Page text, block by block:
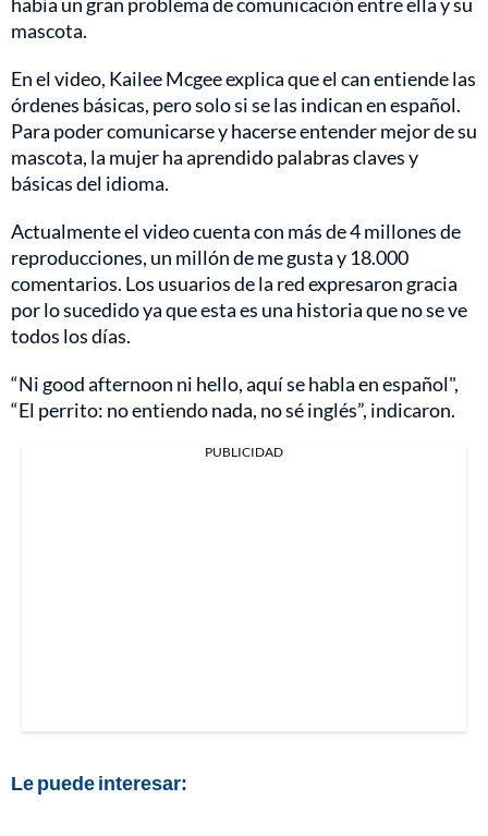
mascota.
En el video, Kailee Mcgee explica que el can entiende las
órdenes básicas, pero solo si se las indican en español.
Para poder comunicarse y hacerse entender mejor de su
mascota, la mujer ha aprendido palabras claves y
básicas del idioma.
Actualmente el video cuenta con más de 4 millones de
reproducciones, un millón de me gusta y 18.000
comentarios. Los usuarios de la red expresaron gracia
por lo sucedido ya que esta es una historia que no se ve
todos los días.
“Ni good afternoon ni hello, aquí se habla en español",
“El perrito: no entiendo nada, no sé inglés”, indicaron.
PUBLICIDAD
Le puede interesar: